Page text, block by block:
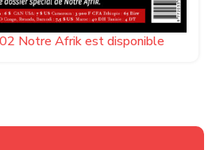
Notre Afrik est disponible